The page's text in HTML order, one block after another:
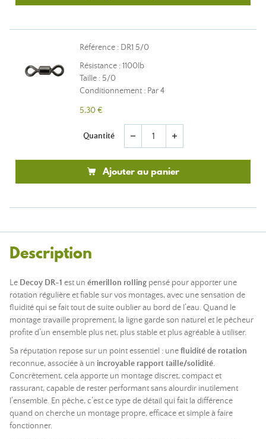
Référence : DR1 5/0
Résistance : 1100lb
Taille : 5/0
Conditionnement : Par 4
5,30 €
Quantité remove add
Ajouter au panier
Description
Le Decoy DR-1 est un émerillon rolling pensé pour apporter une
rotation régulière et fiable sur vos montages, avec une sensation de
fluidité qui se fait tout de suite oublier au bord de l’eau. Quand le
montage travaille proprement, la ligne garde son naturel et le pêcheur
profite d’un ensemble plus net, plus stable et plus agréable à utiliser.
Sa réputation repose sur un point essentiel : unefluidité de rotation
reconnue, associée à un incroyable rapport taille/solidité.
Concrètement, cela apporte un montage discret, compact et
rassurant, capable de rester performant sans alourdir inutilement
l’ensemble. En pêche, c’est ce type de détail qui fait la différence
quand on cherche un montage propre, efficace et simple à faire
fonctionner.